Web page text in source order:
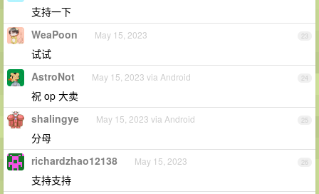
支持一下
23
WeaPoon May 15, 2023
试试
24
AstroNot May 15, 2023 via Android
祝 op 大卖
25
shalingye May 15, 2023 via Android
分母
26
richardzhao12138 May 15, 2023
支持支持